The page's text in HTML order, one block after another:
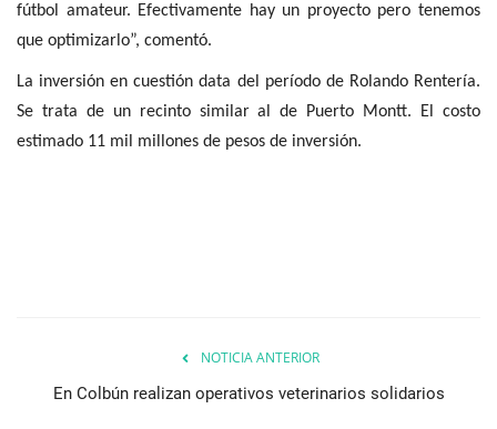
fútbol amateur. Efectivamente hay un proyecto pero tenemos
que optimizarlo”, comentó.
La inversión en cuestión data del período de Rolando Rentería.
Se trata de un recinto similar al de Puerto Montt. El costo
estimado 11 mil millones de pesos de inversión.
NOTICIA ANTERIOR
En Colbún realizan operativos veterinarios solidarios